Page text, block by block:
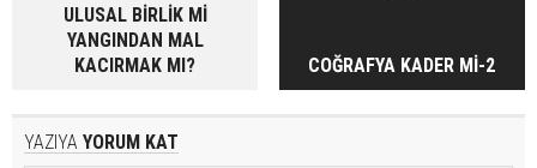
ULUSAL BİRLİK Mİ
YANGINDAN MAL
KACIRMAK MI?
COĞRAFYA KADER Mİ-2
YAZIYA YORUM KAT